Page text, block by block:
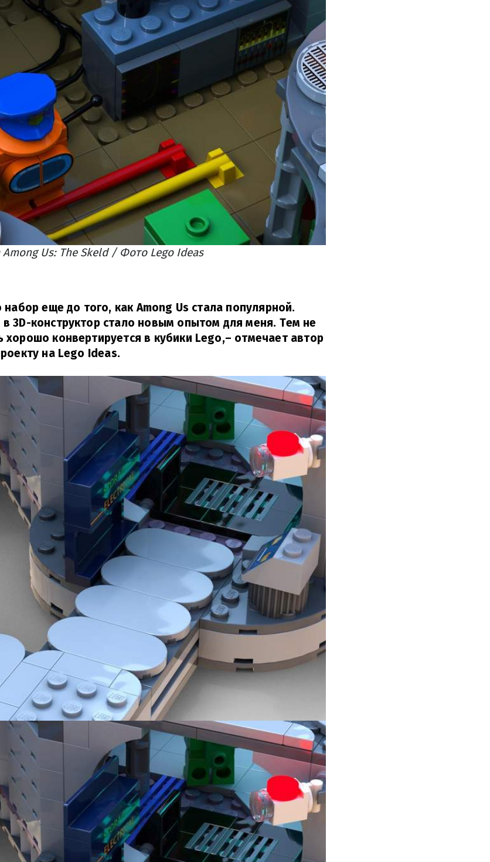
Us: The Skeld / Фото Lego Ideas
набор еще до того, как Among Us стала популярной.
3D-конструктор стало новым опытом для меня. Тем не
хорошо конвертируется в кубики Lego,– отмечает автор
на Lego Ideas.